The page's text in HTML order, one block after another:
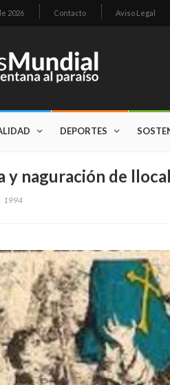
2026 Contacto Aviso Legal
DEPORTES
y naguración de
1994